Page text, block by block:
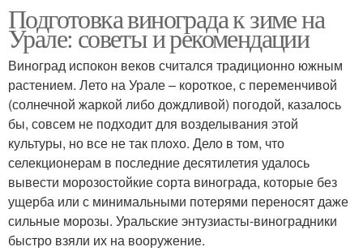
Подготовка винограда к зиме на
Урале: советы и рекомендации
Виноград испокон веков считался традиционно южным
растением. Лето на Урале – короткое, с переменчивой
(солнечной жаркой либо дождливой) погодой, казалось
бы, совсем не подходит для возделывания этой
культуры, но все не так плохо. Дело в том, что
селекционерам в последние десятилетия удалось
вывести морозостойкие сорта винограда, которые без
ущерба или с минимальными потерями переносят даже
сильные морозы. Уральские энтузиасты-виноградники
быстро взяли их на вооружение.